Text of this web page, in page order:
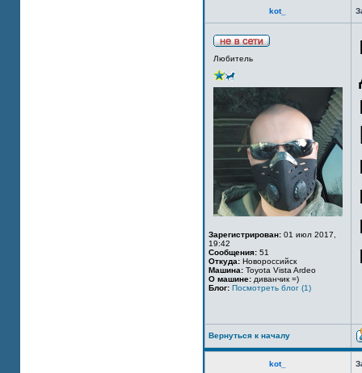
kot_
Любитель
Зарегистрирован: 01 июл 2017,
19:42
Сообщения: 51
Откуда: Новороссийск
Машина: Toyota Vista Ardeo
О машине: диванчик =)
Блог: Посмотреть блог (1)
Вернуться к началу
kot_